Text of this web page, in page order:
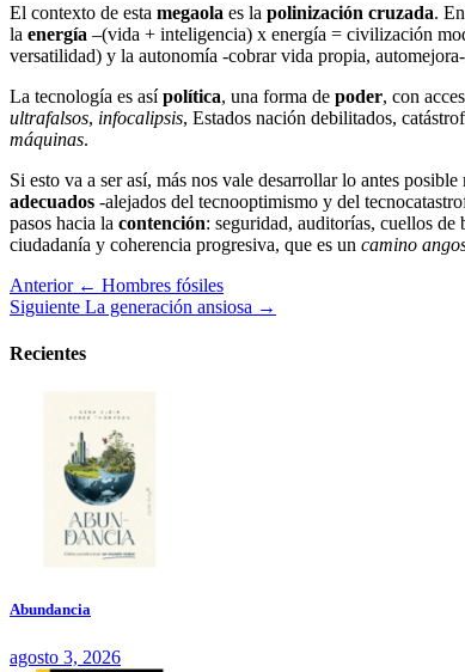
El contexto de esta megaola es la polinización cruzada.
la energía –(vida + inteligencia) x energía = civilización
versatilidad) y la autonomía -cobrar vida propia,
La tecnología es asípolítica, una forma de poder, con
ultrafalsos, infocalipsis, Estados nación debilitados,
máquinas.
Si esto va a ser así, más nos vale desarrollar lo antes posible
adecuados -alejados del tecnooptimismo y del
pasos hacia la contención: seguridad, auditorías, cuellos
ciudadanía y coherencia progresiva, que es un camino
Anterior ← Hombres fósiles
Siguiente La generación ansiosa →
Recientes
Abundancia
agosto 3, 2026